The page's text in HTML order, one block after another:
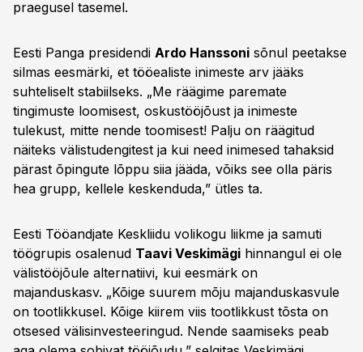
praegusel tasemel.
Eesti Panga presidendi Ardo Hanssoni sõnul peetakse
silmas eesmärki, et tööealiste inimeste arv jääks
suhteliselt stabiilseks. „Me räägime paremate
tingimuste loomisest, oskustööjõust ja inimeste
tulekust, mitte nende toomisest! Palju on räägitud
näiteks välistudengitest ja kui need inimesed tahaksid
pärast õpingute lõppu siia jääda, võiks see olla päris
hea grupp, kellele keskenduda,” ütles ta.
Eesti Tööandjate Keskliidu volikogu liikme ja samuti
töögrupis osalenud Taavi Veskimägi hinnangul ei ole
välistööjõule alternatiivi, kui eesmärk on
majanduskasv. „Kõige suurem mõju majanduskasvule
on tootlikkusel. Kõige kiirem viis tootlikkust tõsta on
otsesed välisinvesteeringud. Nende saamiseks peab